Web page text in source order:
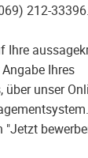
212-33396.
Ihre
Ihres
über unser